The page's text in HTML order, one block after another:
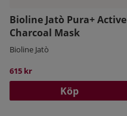
Bioline Jatò Pura+ Active
Charcoal Mask
Bioline Jatò
615 kr
Köp